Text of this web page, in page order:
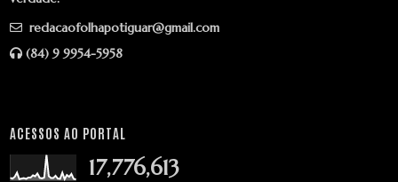
redacaofolhapotiguar@gmail.com
(84) 9 9954-5958
ACESSOS AO PORTAL
17,776,613